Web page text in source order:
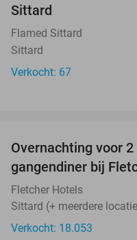
Sittard
Flamed Sittard
Sittard
Verkocht: 67
Overnachting voor
gangendiner bij
Fletcher Hotels
Sittard (+ meerdere
Verkocht: 18.053